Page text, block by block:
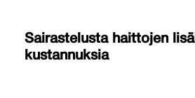
Sairastelusta haittojen
kustannuksia